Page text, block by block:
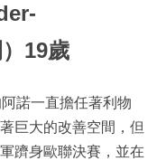
19歲
諾一直擔任著利物
巨大的改善空間，但
躋身歐聯決賽，並在